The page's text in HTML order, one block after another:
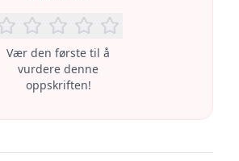
Vær den første til å
vurdere denne
oppskriften!